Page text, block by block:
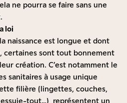
ne pourra se faire sans une
loi
naissance est longue et dont
certaines sont tout bonnement
création. C’est notamment le
sanitaires à usage unique
filière (lingettes, couches,
tout…) représentent un